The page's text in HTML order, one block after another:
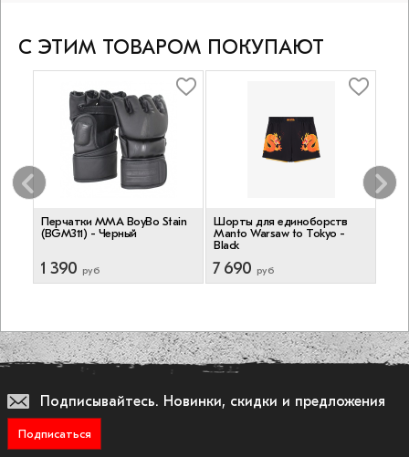
С ЭТИМ ТОВАРОМ ПОКУПАЮТ
Перчатки ММА BoyBo Stain
(BGM311) - Черный
1 390 руб
Шорты для единоборств
Manto Warsaw to Tokyo -
Black
7 690 руб
Подписывайтесь. Новинки, скидки и предложения
Подписаться